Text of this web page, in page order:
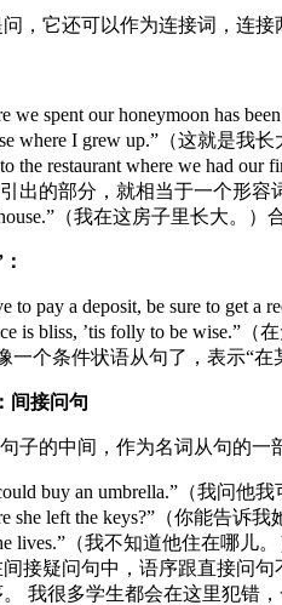
问，它还可以作为连接词，
we spent our honeymoon has
where I grew up.”（这就是我长
the restaurant where we had
引出的部分，就相当于一个形
（我在这房子里长大。）
to pay a deposit, be sure to get
is bliss, ’tis folly to be wise.”
一个条件状语从句了，表示“在
间接问句
子的中间，作为名词从句的
buy an umbrella.”（我问他
she left the keys?”（你能告诉
lives.”（我不知道他住在哪儿。
接疑问句中，语序跟直接问句
我很多学生都会在这里犯错